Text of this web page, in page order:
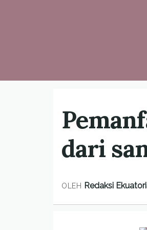
dari
OLEH Redaksi